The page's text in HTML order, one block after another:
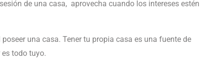
de una casa, aprovecha cuando los intereses estén
una casa. Tener tu propia casa es una fuente de
todo tuyo.